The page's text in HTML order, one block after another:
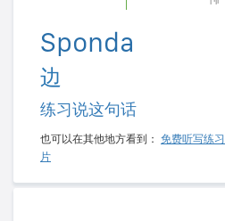
Sponda
边
练习说这句话
也可以在其他地方看到： 免费听写练习
片